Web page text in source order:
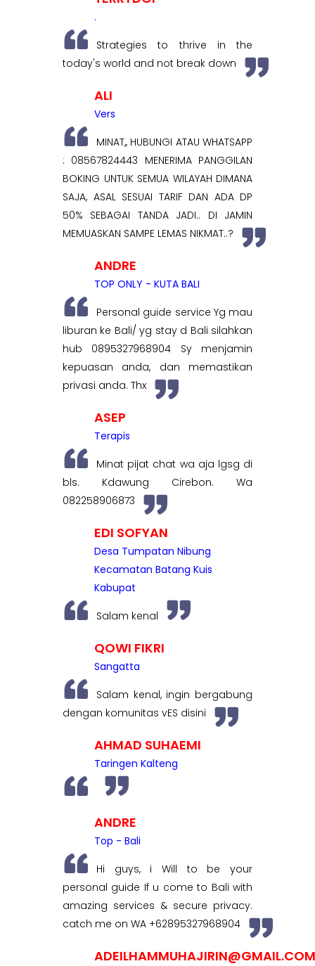
.
Strategies to thrive in the
today's world and not break down
ALI
Vers
MINAT,, HUBUNGI ATAU WHATSAPP
: 08567824443 MENERIMA PANGGILAN
BOKING UNTUK SEMUA WILAYAH DIMANA
SAJA, ASAL SESUAI TARIF DAN ADA DP
50% SEBAGAI TANDA JADI.. DI JAMIN
MEMUASKAN SAMPE LEMAS NIKMAT..?
ANDRE
TOP ONLY - KUTA BALI
Personal guide service Yg mau
liburan ke Bali/ yg stay d Bali silahkan
hub 0895327968904 Sy menjamin
kepuasan anda, dan memastikan
privasi anda. Thx
ASEP
Terapis
Minat pijat chat wa aja lgsg di
bls. Kdawung Cirebon. Wa
082258906873
EDI SOFYAN
Desa Tumpatan Nibung
Kecamatan Batang Kuis
Kabupat
Salam kenal
QOWI FIKRI
Sangatta
Salam kenal, ingin bergabung
dengan komunitas vES disini
AHMAD SUHAEMI
Taringen Kalteng
ANDRE
Top - Bali
Hi guys, i Will to be your
personal guide If u come to Bali with
amazing services & secure privacy.
catch me on WA +62895327968904
ADEILHAMMUHAJIRIN@GMAIL.COM